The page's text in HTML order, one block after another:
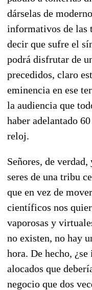
dárselas de
informativos de las
decir que sufre el
podrá disfrutar de
precedidos, claro
eminencia en ese
la audiencia que
haber adelantado
reloj.
Señores, de
seres de una tribu
que en vez de
científicos nos
vaporosas y
no existen, no hay
hora. De hecho,
alocados que
negocio que dos